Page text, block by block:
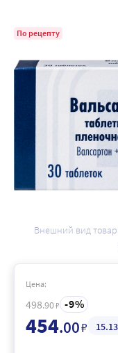
По рецепту
Внешний вид
Цена:
498.90₽ 9
454.00₽ 15.13